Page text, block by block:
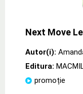
Next Move
Autor(i):
Editura:
promoție